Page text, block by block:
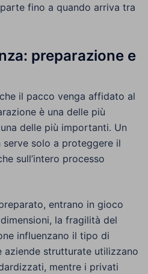
fino a quando arriva tra
preparazione e
il pacco venga affidato al
è una delle più
delle più importanti. Un
solo a proteggere il
sull’intero processo
entrano in gioco
la fragilità del
influenzano il tipo di
aziende strutturate utilizzano
mentre i privati